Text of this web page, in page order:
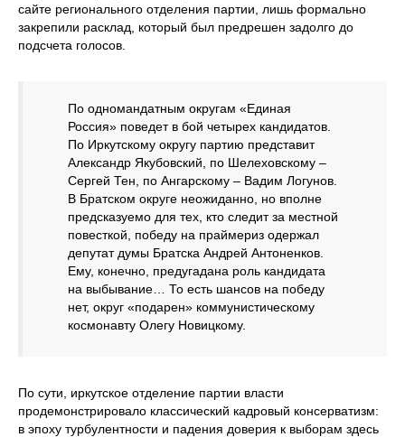
сайте регионального отделения партии, лишь формально
закрепили расклад, который был предрешен задолго до
подсчета голосов.
По одномандатным округам «Единая
Россия» поведет в бой четырех кандидатов.
По Иркутскому округу партию представит
Александр Якубовский, по Шелеховскому –
Сергей Тен, по Ангарскому – Вадим Логунов.
В Братском округе неожиданно, но вполне
предсказуемо для тех, кто следит за местной
повесткой, победу на праймериз одержал
депутат думы Братска Андрей Антоненков.
Ему, конечно, предугадана роль кандидата
на выбывание… То есть шансов на победу
нет, округ «подарен» коммунистическому
космонавту Олегу Новицкому.
По сути, иркутское отделение партии власти
продемонстрировало классический кадровый консерватизм:
в эпоху турбулентности и падения доверия к выборам здесь